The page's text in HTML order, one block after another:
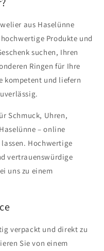
aus Haselünne
Produkte und
suchen, Ihren
Ringen für Ihre
kompetent und liefern
Schmuck, Uhren,
– online
Hochwertige
vertrauenswürdige
uns zu einem
verpackt und direkt zu
Sie von einem